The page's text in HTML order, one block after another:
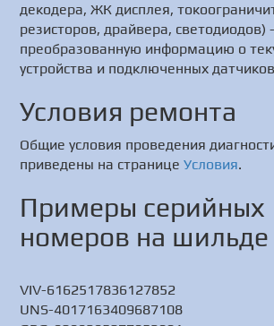
декодера, ЖК дисплея,
резисторов, драйвера, светодиодов)
преобразованную информацию о
устройства и подключенных
Условия ремонта
Общие условия проведения
приведены на страницеУсловия.
Примеры серийных
номеров на шильде
VIV-6162517836127852
UNS-4017163409687108